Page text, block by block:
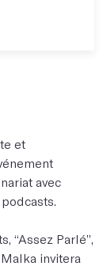
et
avec
“Assez Parlé”,
invitera